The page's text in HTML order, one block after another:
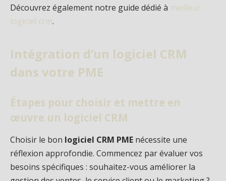
Découvrez également notre guide dédié à meilleur
logiciel crm.
Intégration d’un logiciel CRM
dans votre PME
Étapes pour choisir et mettre en
œuvre un logiciel CRM
Choisir le bon logiciel CRM PME nécessite une
réflexion approfondie. Commencez par évaluer vos
besoins spécifiques : souhaitez-vous améliorer la